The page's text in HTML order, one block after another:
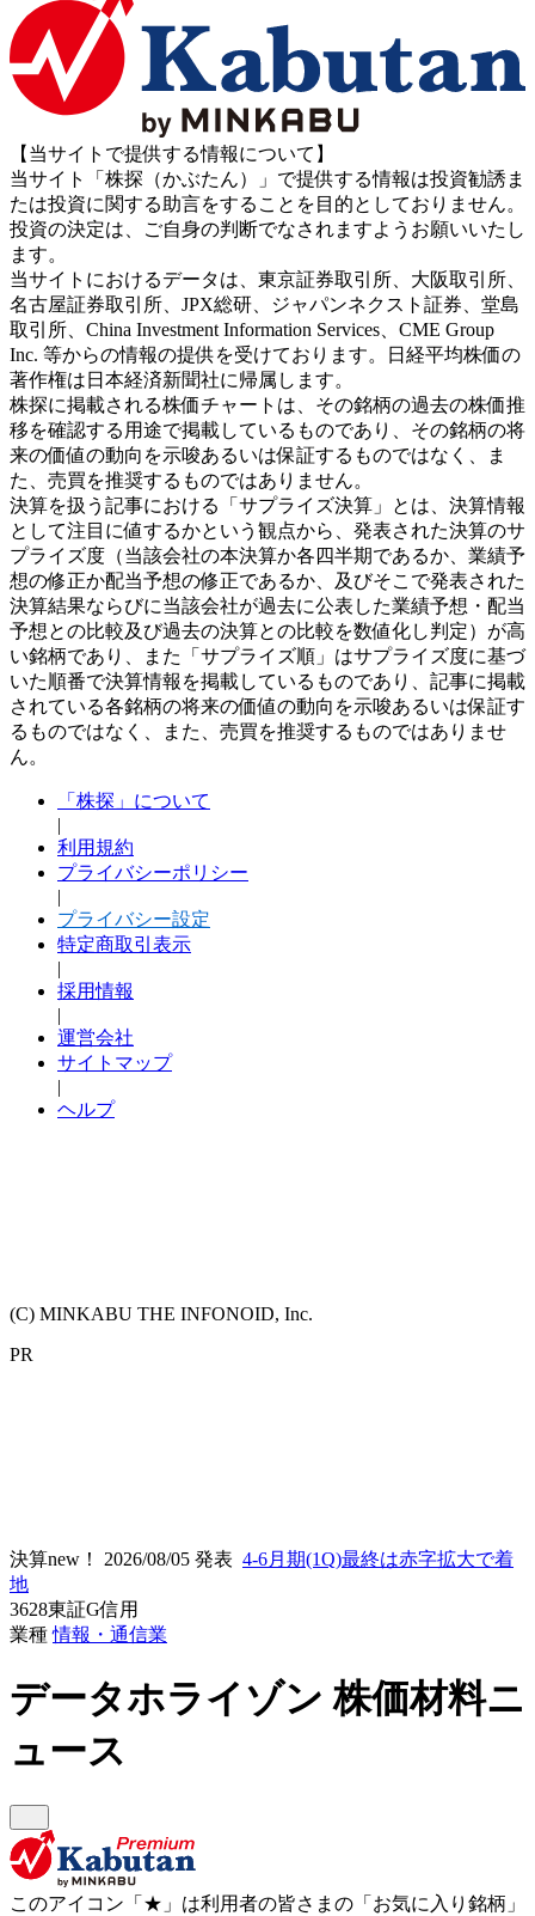
【当サイトで提供する情報について】
当サイト「株探（かぶたん）」で提供する情報は投資勧誘ま
たは投資に関する助言をすることを目的としておりません。
投資の決定は、ご自身の判断でなされますようお願いいたし
ます。
当サイトにおけるデータは、東京証券取引所、大阪取引所、
名古屋証券取引所、JPX総研、ジャパンネクスト証券、堂島
取引所、China Investment Information Services、CME Group
Inc. 等からの情報の提供を受けております。日経平均株価の
著作権は日本経済新聞社に帰属します。
株探に掲載される株価チャートは、その銘柄の過去の株価推
移を確認する用途で掲載しているものであり、その銘柄の将
来の価値の動向を示唆あるいは保証するものではなく、ま
た、売買を推奨するものではありません。
決算を扱う記事における「サプライズ決算」とは、決算情報
として注目に値するかという観点から、発表された決算のサ
プライズ度（当該会社の本決算か各四半期であるか、業績予
想の修正か配当予想の修正であるか、及びそこで発表された
決算結果ならびに当該会社が過去に公表した業績予想・配当
予想との比較及び過去の決算との比較を数値化し判定）が高
い銘柄であり、また「サプライズ順」はサプライズ度に基づ
いた順番で決算情報を掲載しているものであり、記事に掲載
されている各銘柄の将来の価値の動向を示唆あるいは保証す
るものではなく、また、売買を推奨するものではありませ
ん。
「株探」について
|
利用規約
プライバシーポリシー
|
プライバシー設定
特定商取引表示
|
採用情報
|
運営会社
サイトマップ
|
ヘルプ
(C) MINKABU THE INFONOID, Inc.
PR
決算new！ 2026/08/05 発表 4-6月期(1Q)最終は赤字拡大で着
地
3628東証G信用
業種情報・通信業
データホライゾン株価材料ニ
ュース
このアイコン 「★」 は利用者の皆さまの 「お気に入り銘柄」